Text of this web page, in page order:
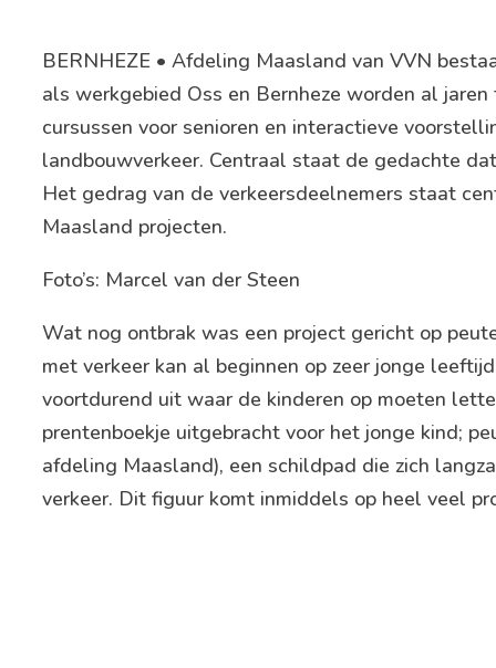
BERNHEZE • Afdeling Maasland van VVN
als werkgebied Oss en Bernheze worden al
cursussen voor senioren en interactieve
landbouwverkeer. Centraal staat de gedachte
Het gedrag van de verkeersdeelnemers staat
Maasland projecten.
Foto’s: Marcel van der Steen
Wat nog ontbrak was een project gericht op
met verkeer kan al beginnen op zeer jonge
voortdurend uit waar de kinderen op moeten
prentenboekje uitgebracht voor het jonge kind;
afdeling Maasland), een schildpad die zich
verkeer. Dit figuur komt inmiddels op heel veel